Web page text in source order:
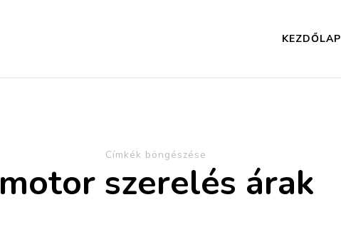
KEZDŐLAP
Címkék böngészése
motor szerelés árak